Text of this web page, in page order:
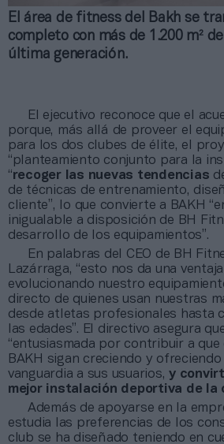
El área de fitness del Bakh se
completo con más de 1.200 m²
última generación.
El ejecutivo reconoce que el
porque, más allá de proveer el
para los dos clubes de élite, el
“planteamiento conjunto para la
“recoger las nuevas tendencias
de técnicas de entrenamiento,
cliente”, lo que convierte a BAKH
inigualable a disposición de BH
desarrollo de los equipamientos”.
En palabras del CEO de BH
Lazárraga, “esto nos da una
evolucionando nuestro
directo de quienes usan nuestras
desde atletas profesionales hasta
las edades”. El directivo asegura
“entusiasmada por contribuir a que
BAKH sigan creciendo y
vanguardia a sus usuarios,y
mejor instalación deportiva de la
Además de apoyarse en la
estudia las preferencias de los
club se ha diseñado teniendo en